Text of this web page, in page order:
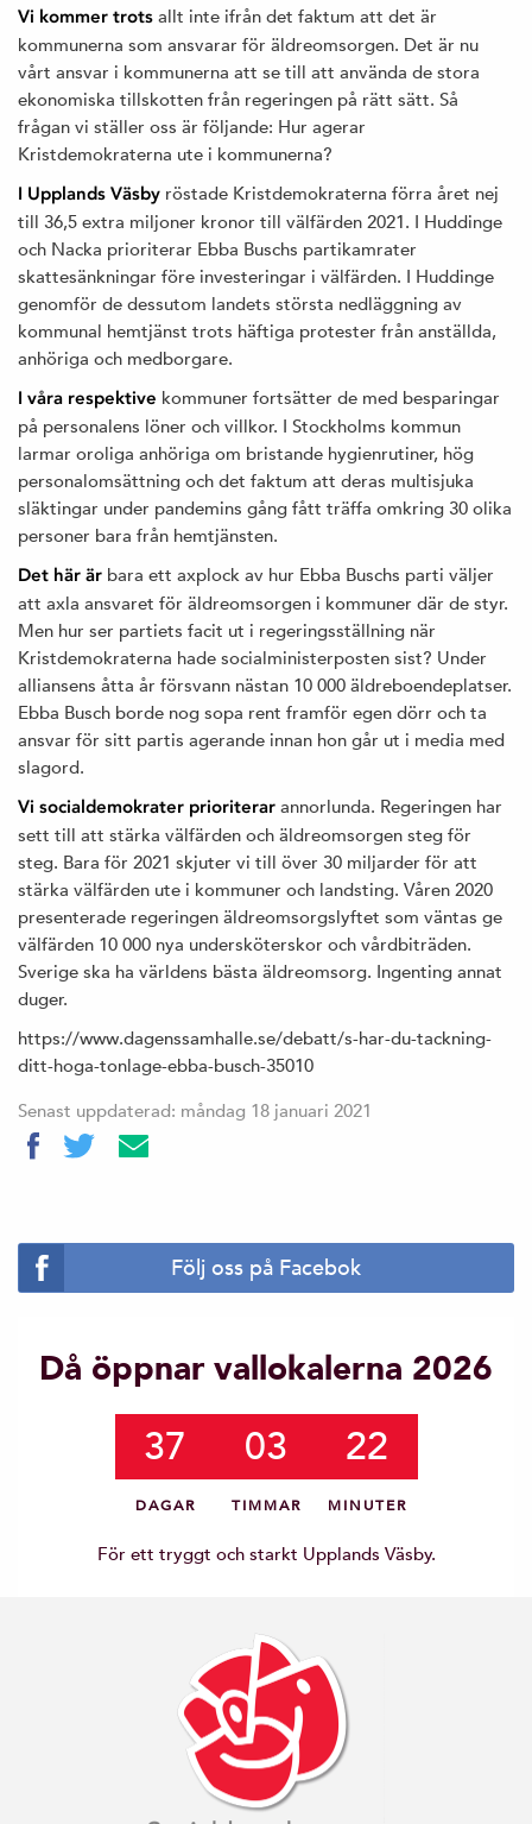
Vi kommer trots allt inte ifrån det faktum att det är
kommunerna som ansvarar för äldreomsorgen. Det är nu
vårt ansvar i kommunerna att se till att använda de stora
ekonomiska tillskotten från regeringen på rätt sätt. Så
frågan vi ställer oss är följande: Hur agerar
Kristdemokraterna ute i kommunerna?
I Upplands Väsby röstade Kristdemokraterna förra året nej
till 36,5 extra miljoner kronor till välfärden 2021. I Huddinge
och Nacka prioriterar Ebba Buschs partikamrater
skattesänkningar före investeringar i välfärden. I Huddinge
genomför de dessutom landets största nedläggning av
kommunal hemtjänst trots häftiga protester från anställda,
anhöriga och medborgare.
I våra respektive kommuner fortsätter de med besparingar
på personalens löner och villkor. I Stockholms kommun
larmar oroliga anhöriga om bristande hygienrutiner, hög
personalomsättning och det faktum att deras multisjuka
släktingar under pandemins gång fått träffa omkring 30 olika
personer bara från hemtjänsten.
Det här är bara ett axplock av hur Ebba Buschs parti väljer
att axla ansvaret för äldreomsorgen i kommuner där de styr.
Men hur ser partiets facit ut i regeringsställning när
Kristdemokraterna hade socialministerposten sist? Under
alliansens åtta år försvann nästan 10 000 äldreboendeplatser.
Ebba Busch borde nog sopa rent framför egen dörr och ta
ansvar för sitt partis agerande innan hon går ut i media med
slagord.
Vi socialdemokrater prioriterar annorlunda. Regeringen har
sett till att stärka välfärden och äldreomsorgen steg för
steg. Bara för 2021 skjuter vi till över 30 miljarder för att
stärka välfärden ute i kommuner och landsting. Våren 2020
presenterade regeringen äldreomsorgslyftet som väntas ge
välfärden 10 000 nya undersköterskor och vårdbiträden.
Sverige ska ha världens bästa äldreomsorg. Ingenting annat
duger.
https://www.dagenssamhalle.se/debatt/s-har-du-tackning-
ditt-hoga-tonlage-ebba-busch-35010
Senast uppdaterad: måndag 18 januari 2021
Följ oss på Facebok
Då öppnar vallokalerna 2026
37 03 22
DAGAR TIMMAR MINUTER
För ett tryggt och starkt Upplands Väsby.